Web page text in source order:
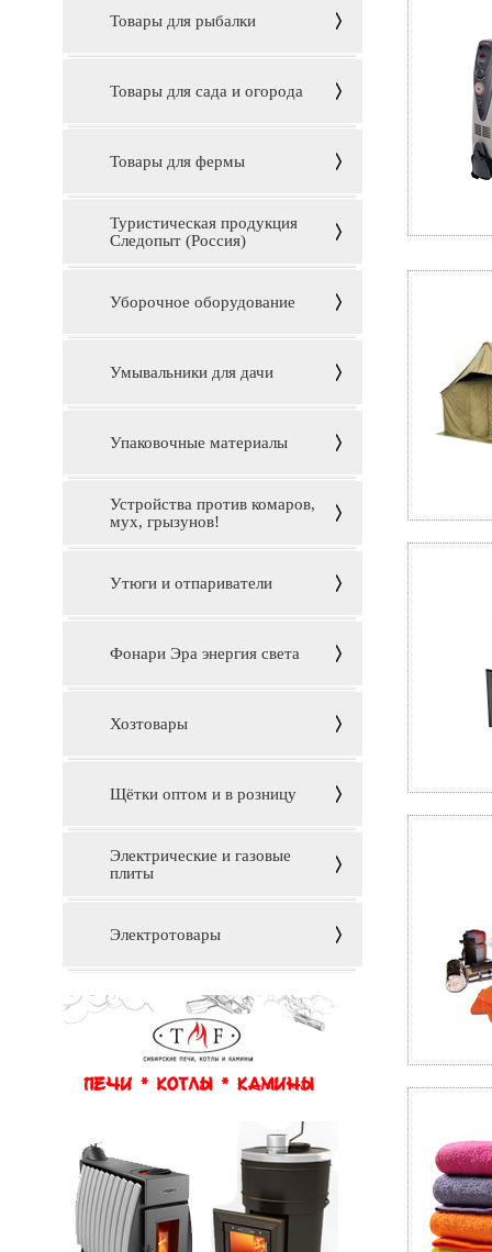
Товары для рыбалки
Товары для сада и огорода
Товары для фермы
Туристическая продукция
Следопыт (Россия)
Уборочное оборудование
Умывальники для дачи
Упаковочные материалы
Устройства против комаров,
мух, грызунов!
Утюги и отпариватели
Фонари Эра энергия света
Хозтовары
Щётки оптом и в розницу
Электрические и газовые
плиты
Электротовары